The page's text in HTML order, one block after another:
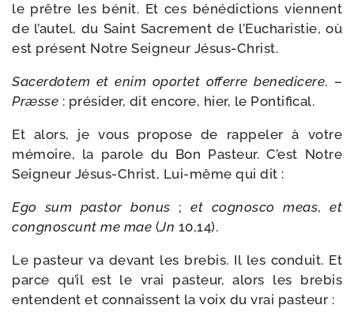
le prêtre les bénit. Et ces béné­dic­tions viennent
de l’autel, du Saint Sacrement de l’Eucharistie, où
est pré­sent Notre Seigneur Jésus-Christ.
Sacerdotem et enim opor­tet offerre bene­di­cere. –
Præsse : pré­si­der, dit encore, hier, le Pontifical.
Et alors, je vous pro­pose de rap­pe­ler à votre
mémoire, la parole du Bon Pasteur. C’est Notre
Seigneur Jésus-​Christ, Lui-​même qui dit :
Ego sum pas­tor bonus ;et cognos­co meas, et
congnos­cunt me mae (Jn 10,14).
Le pas­teur va devant les bre­bis. Il les conduit. Et
parce qu’il est le vrai pas­teur, alors les bre­bis
entendent et connaissent la voix du vrai pasteur :